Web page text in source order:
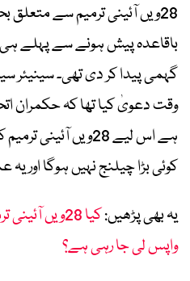
باقاعدہ پیش ہونے سے پہلے
گہمی پیدا کر دی تھی۔ سینیئر
ہے اس لیے 28ویں
کوئی بڑا چیلنج نہیں ہوگا
یہ بھی پڑھیں:
واپس لی جا رہی ہے؟